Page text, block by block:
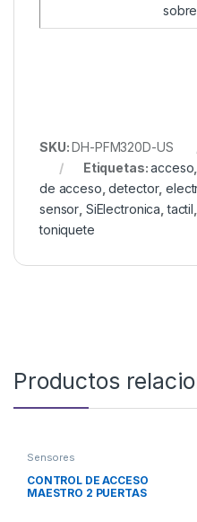
SKU:DH-PFM320D-US
Etiquetas:acceso
de acceso ,detector,
sensor SiElectronica ,tactil
toniquete
Productos
Sensores
CONTROL DE ACCESO
MAESTRO 2 PUERTAS